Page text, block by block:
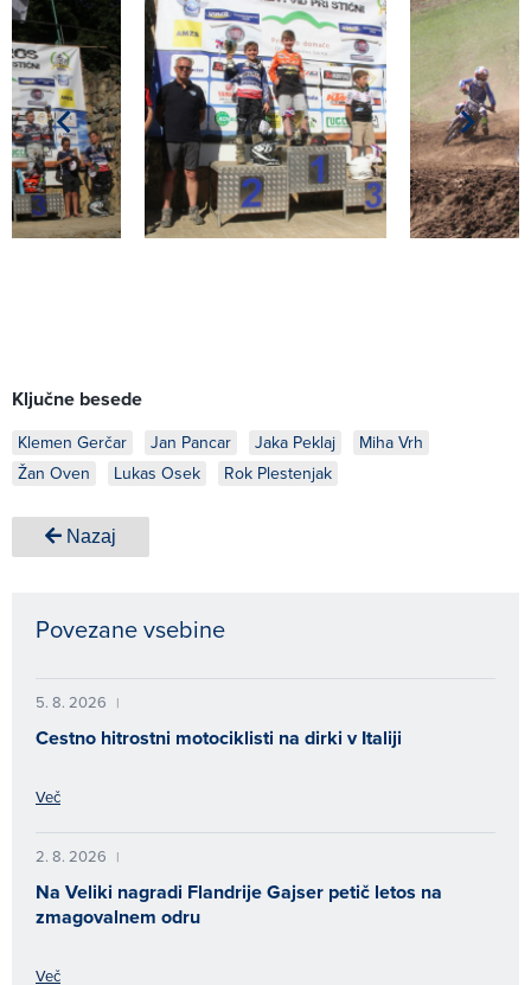
Ključne besede
Klemen Gerčar Jan Pancar Jaka Peklaj
Miha Vrh
Žan Oven
Lukas Osek Rok Plestenjak
Nazaj
Povezane vsebine
5. 8. 2026 |
Cestno hitrostni motociklisti na dirki v Italiji
Več
2. 8. 2026 |
Na Veliki nagradi Flandrije Gajser petič letos na
zmagovalnem odru
Več